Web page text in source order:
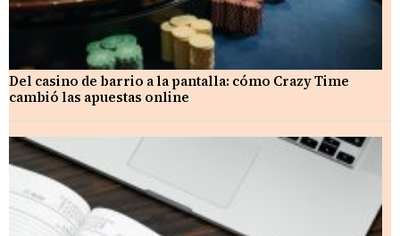
Del casino de barrio a la pantalla: cómo Crazy Time
cambió las apuestas online